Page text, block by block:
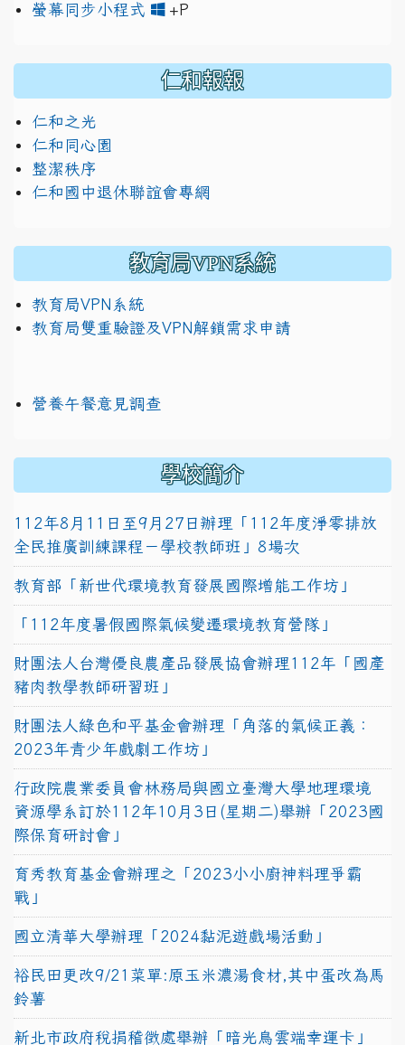
螢幕同步小程式
+P
仁和報報
仁和之光
仁和同心園
整潔秩序
仁和國中退休聯誼會專網
教育局VPN系統
教育局VPN系統
教育局雙重驗證及VPN解鎖需求申請
營養午餐意見調查
學校簡介
112年8月11日至9月27日辦理「112年度淨零排放
全民推廣訓練課程－學校教師班」8場次
教育部「新世代環境教育發展國際增能工作坊」
「112年度暑假國際氣候變遷環境教育營隊」
財團法人台灣優良農產品發展協會辦理112年「國產
豬肉教學教師研習班」
財團法人綠色和平基金會辦理「角落的氣候正義：
2023年青少年戲劇工作坊」
行政院農業委員會林務局與國立臺灣大學地理環境
資源學系訂於112年10月3日(星期二)舉辦「2023國
際保育研討會」
育秀教育基金會辦理之「2023小小廚神料理爭霸
戰」
國立清華大學辦理「2024黏泥遊戲場活動」
裕民田更改9/21菜單:原玉米濃湯食材,其中蛋改為馬
鈴薯
新北市政府稅捐稽徵處舉辦「暗光鳥雲端幸運卡」